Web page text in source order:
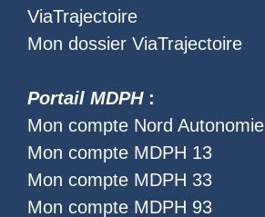
ViaTrajectoire
Mon dossier ViaTrajectoire
Portail MDPH:
Mon compte Nord Autonomie
Mon compte MDPH 13
Mon compte MDPH 33
Mon compte MDPH 93